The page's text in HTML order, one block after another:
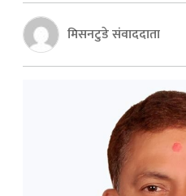
मिसनटुडे संवाददाता